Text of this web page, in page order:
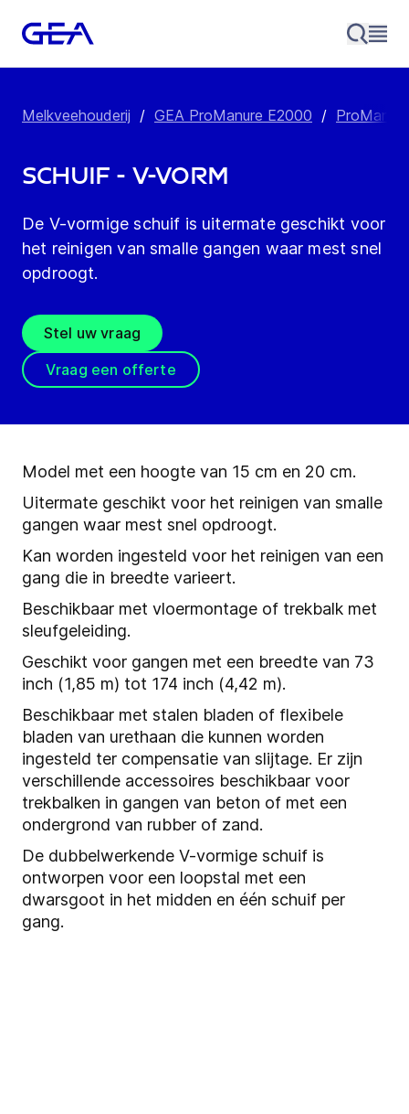
Melkveehouderij / GEA ProManure E2000 /
Schuif - V-vorm
De V-vormige schuif is uitermate geschikt voor
het reinigen van smalle gangen waar mest snel
opdroogt.
Stel uw vraag
Vraag een offerte
Model met een hoogte van 15 cm en 20 cm.
Uitermate geschikt voor het reinigen van smalle
gangen waar mest snel opdroogt.
Kan worden ingesteld voor het reinigen van een
gang die in breedte varieert.
Beschikbaar met vloermontage of trekbalk met
sleufgeleiding.
Geschikt voor gangen met een breedte van 73
inch (1,85 m) tot 174 inch (4,42 m).
Beschikbaar met stalen bladen of flexibele
bladen van urethaan die kunnen worden
ingesteld ter compensatie van slijtage. Er zijn
verschillende accessoires beschikbaar voor
trekbalken in gangen van beton of met een
ondergrond van rubber of zand.
De dubbelwerkende V-vormige schuif is
ontworpen voor een loopstal met een
dwarsgoot in het midden en één schuif per
gang.